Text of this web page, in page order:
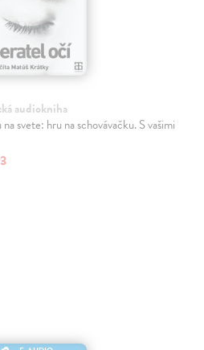
audiokniha
svete: hru na schovávačku. S vašimi